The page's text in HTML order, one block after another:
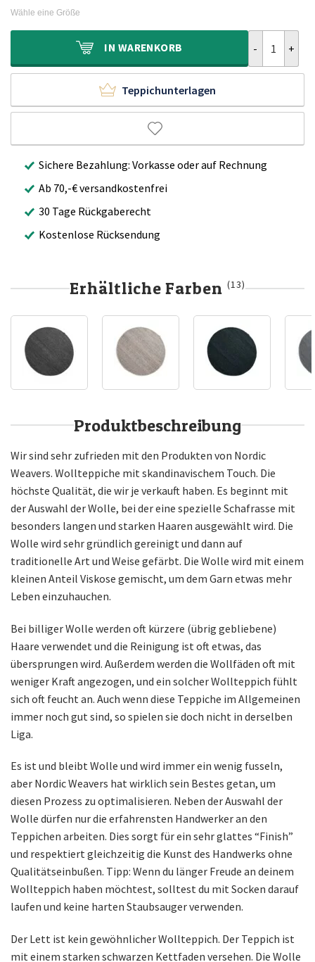
Wähle eine Größe
IN WARENKORB
Teppichunterlagen
Sichere Bezahlung: Vorkasse oder auf Rechnung
Ab 70,-€ versandkostenfrei
30 Tage Rückgaberecht
Kostenlose Rücksendung
Erhältliche Farben(13)
Produktbeschreibung
Wir sind sehr zufrieden mit den Produkten von Nordic
Weavers. Wollteppiche mit skandinavischem Touch. Die
höchste Qualität, die wir je verkauft haben. Es beginnt mit
der Auswahl der Wolle, bei der eine spezielle Schafrasse mit
besonders langen und starken Haaren ausgewählt wird. Die
Wolle wird sehr gründlich gereinigt und dann auf
traditionelle Art und Weise gefärbt. Die Wolle wird mit einem
kleinen Anteil Viskose gemischt, um dem Garn etwas mehr
Leben einzuhauchen.
Bei billiger Wolle werden oft kürzere (übrig gebliebene)
Haare verwendet und die Reinigung ist oft etwas, das
übersprungen wird. Außerdem werden die Wollfäden oft mit
weniger Kraft angezogen, und ein solcher Wollteppich fühlt
sich oft feucht an. Auch wenn diese Teppiche im Allgemeinen
immer noch gut sind, so spielen sie doch nicht in derselben
Liga.
Es ist und bleibt Wolle und wird immer ein wenig fusseln,
aber Nordic Weavers hat wirklich sein Bestes getan, um
diesen Prozess zu optimalisieren. Neben der Auswahl der
Wolle dürfen nur die erfahrensten Handwerker an den
Teppichen arbeiten. Dies sorgt für ein sehr glattes “Finish”
und respektiert gleichzeitig die Kunst des Handwerks ohne
Qualitätseinbußen. Tipp: Wenn du länger Freude an deinem
Wollteppich haben möchtest, solltest du mit Socken darauf
laufen und keine harten Staubsauger verwenden.
Der Lett ist kein gewöhnlicher Wollteppich. Der Teppich ist
mit einem starken schwarzen Kettfaden versehen. Die Wolle